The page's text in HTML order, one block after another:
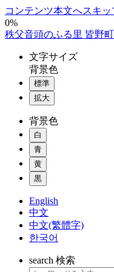
コンテンツ本文へスキッ
0%
秩父音頭のふる里 皆野
文字サイズ
背景色
標準
拡大
背景色
白
青
黄
黒
English
中文
中文(繁體字)
한국어
search 検索